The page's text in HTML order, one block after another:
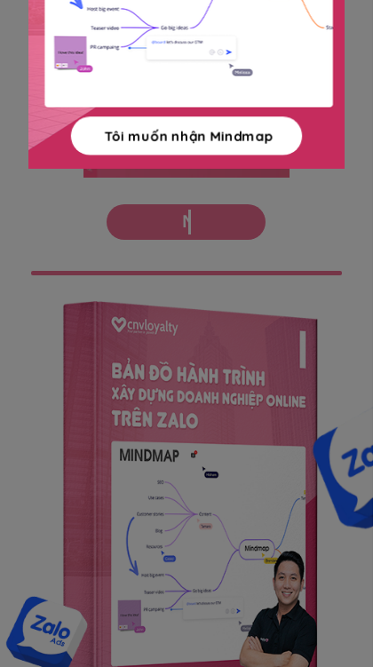
Nhận miễn phí
Tôi muốn nhận Mindmap